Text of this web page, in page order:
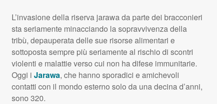
L’invasione della riserva jarawa da parte dei bracconieri
sta seriamente minacciando la sopravvivenza della
tribù, depauperata delle sue risorse alimentari e
sottoposta sempre più seriamente al rischio di scontri
violenti e malattie verso cui non ha difese immunitarie.
Oggi i Jarawa, che hanno sporadici e amichevoli
contatti con il mondo esterno solo da una decina d’anni,
sono 320.